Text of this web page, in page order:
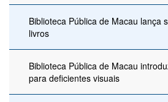
Biblioteca Pública de Macau lança
livros
Biblioteca Pública de Macau
para deficientes visuais